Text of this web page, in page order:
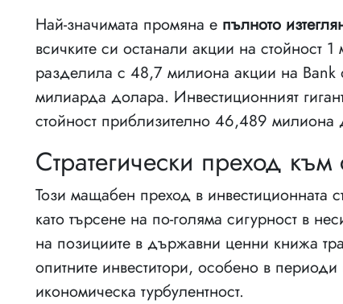
Най-значимата промяна е пълното
всичките си останали акции на
разделила с 48,7 милиона акции на
милиарда долара. Инвестиционният
стойност приблизително 46,489 милиона
Стратегически преход към
Този мащабен преход в инвестиционната
като търсене на по-голяма сигурност в
на позициите в държавни ценни книжа
опитните инвеститори, особено в
икономическа турбулентност.